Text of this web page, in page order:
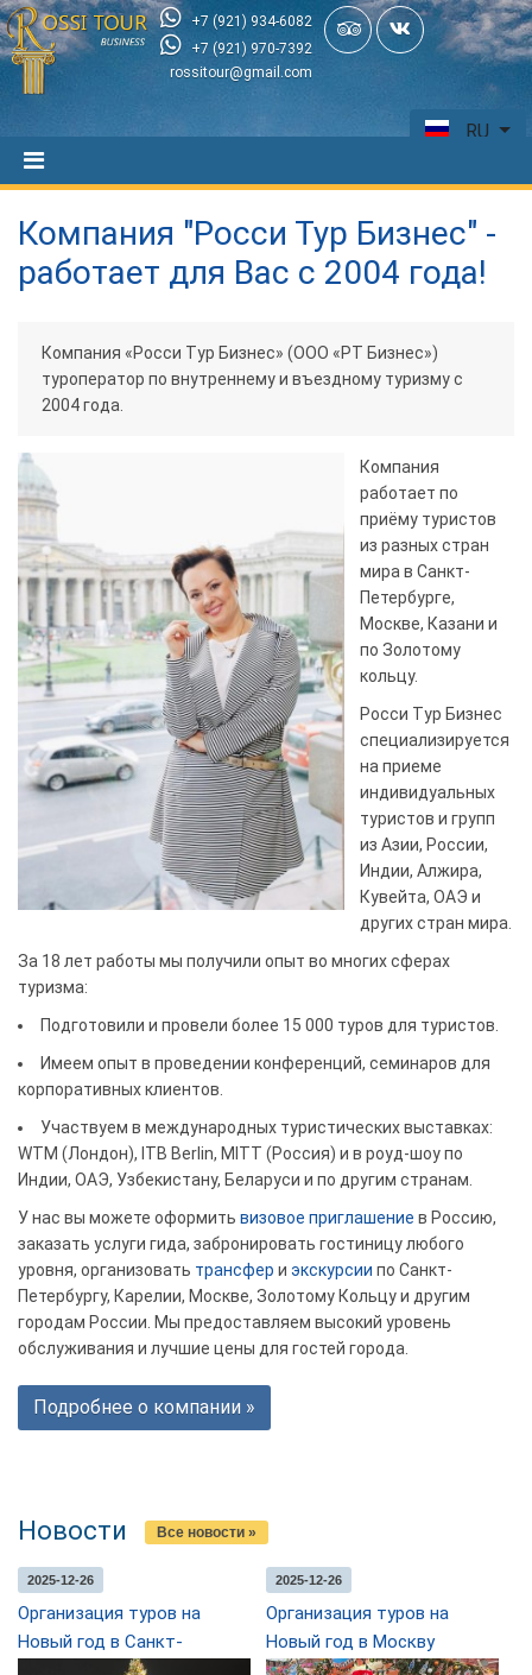
+7 (921) 934-6082
+7 (921) 970-7392
rossitour@gmail.com
RU
Компания "Росси Тур Бизнес" -
работает для Вас с 2004 года!
Компания «Росси Тур Бизнес» (ООО «РТ Бизнес»)
туроператор по внутреннему и въездному туризму с
2004 года.
Компания
работает по
приёму туристов
из разных стран
мира в Санкт-
Петербурге,
Москве, Казани и
по Золотому
кольцу.
Росси Тур Бизнес
специализируется
на приеме
индивидуальных
туристов и групп
из Азии, России,
Индии, Алжира,
Кувейта, ОАЭ и
других стран мира.
За 18 лет работы мы получили опыт во многих сферах
туризма:
Подготовили и провели более 15 000 туров для туристов.
Имеем опыт в проведении конференций, семинаров для
корпоративных клиентов.
Участвуем в международных туристических выставках:
WTM (Лондон), ITB Berlin, MITT (Россия) и в роуд-шоу по
Индии, ОАЭ, Узбекистану, Беларуси и по другим странам.
У нас вы можете оформить визовое приглашение в Россию,
заказать услуги гида, забронировать гостиницу любого
уровня, организовать трансфер и экскурсии по Санкт-
Петербургу, Карелии, Москве, Золотому Кольцу и другим
городам России. Мы предоставляем высокий уровень
обслуживания и лучшие цены для гостей города.
Подробнее о компании »
Новости Все новости »
2025-12-26
Организация туров на
Новый год в Санкт-
2025-12-26
Организация туров на
Новый год в Москву